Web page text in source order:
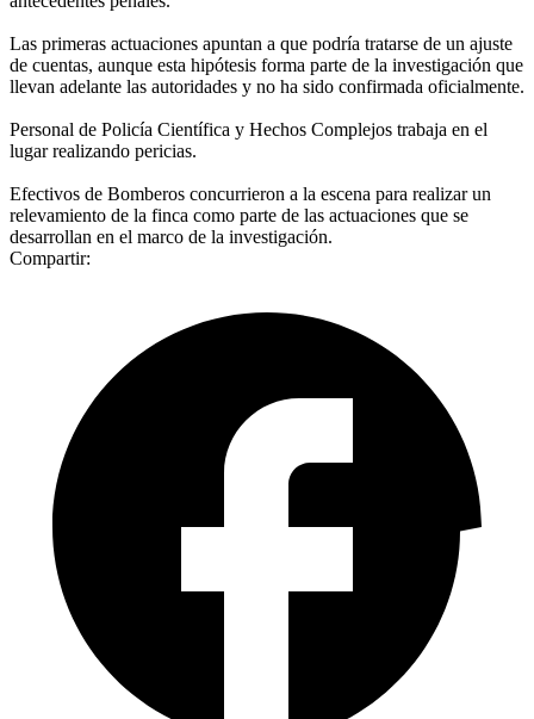
Las primeras actuaciones apuntan a que podría tratarse de un ajuste
de cuentas, aunque esta hipótesis forma parte de la investigación que
llevan adelante las autoridades y no ha sido confirmada oficialmente.
Personal de Policía Científica y Hechos Complejos trabaja en el
lugar realizando pericias.
Efectivos de Bomberos concurrieron a la escena para realizar un
relevamiento de la finca como parte de las actuaciones que se
desarrollan en el marco de la investigación.
Compartir: